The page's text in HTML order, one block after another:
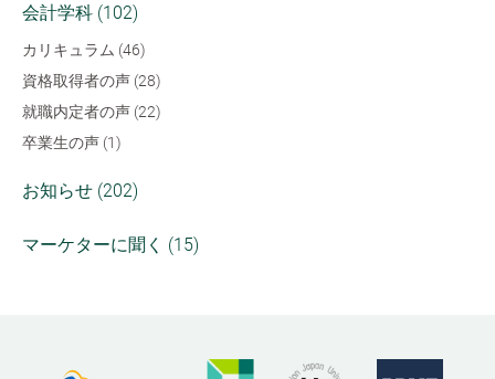
会計学科 (102)
カリキュラム (46)
資格取得者の声 (28)
就職内定者の声 (22)
卒業生の声 (1)
お知らせ (202)
マーケターに聞く (15)